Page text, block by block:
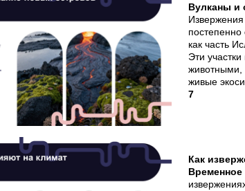
Вулканы и
постепенно
как часть
Эти
животными,
живые
7
Как